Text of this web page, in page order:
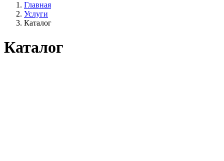
Главная
Услуги
Каталог
Каталог